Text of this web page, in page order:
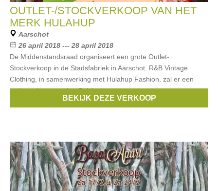
OUTLET-/STOCKVERKOOP VAN HET
MERK HULAHUP
Aarschot
26 april 2018 --- 28 april 2018
De Middenstandsraad organiseert een grote Outlet-
Stockverkoop in de Stadsfabriek in Aarschot. R&B Vintage
Clothing, in samenwerking met Hulahup Fashion, zal er een
outletverkoop van het Belgische
HULAHUP
BEKIJK DEZE VERKOOP